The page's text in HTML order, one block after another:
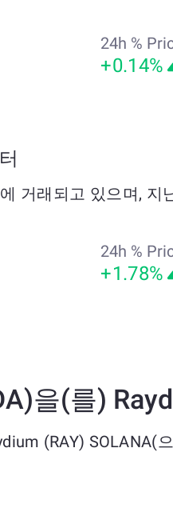
24h %
+0.14%
거래되고 있으며, 지
24h %
+1.78%
을(를)
(RAY) SOLANA(